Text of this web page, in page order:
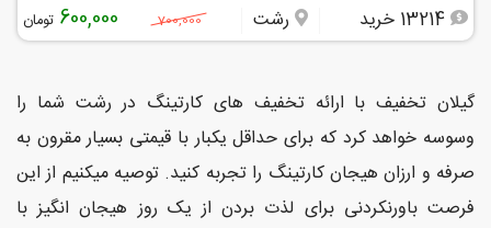
رشت 700,000
600,000 تومان
گیلان تخفیف با ارائه تخفیف های کارتینگ در رشت شما را
وسوسه خواهد کرد که برای حداقل یکبار با قیمتی بسیار مقرون به
صرفه و ارزان هیجان کارتینگ را تجربه کنید. توصیه میکنیم از این
فرصت باورنکردنی برای لذت بردن از یک روز هیجان انگیز با